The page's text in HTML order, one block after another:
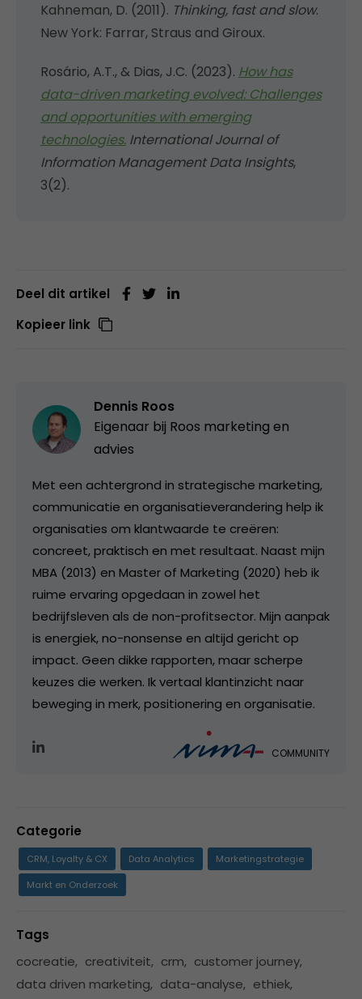
Kahneman, D. (2011). Thinking, fast and slow.
New York: Farrar, Straus and Giroux.
Rosário, A.T., & Dias, J.C. (2023). How has
data-driven marketing evolved: Challenges
and opportunities with emerging
technologies. International Journal of
Information Management Data Insights,
3(2).
Deel dit artikel
Kopieer link
Dennis Roos
Eigenaar bij Roos marketing en
advies
Met een achtergrond in strategische marketing,
communicatie en organisatieverandering help ik
organisaties om klantwaarde te creëren:
concreet, praktisch en met resultaat. Naast mijn
MBA (2013) en Master of Marketing (2020) heb ik
ruime ervaring opgedaan in zowel het
bedrijfsleven als de non-profitsector. Mijn aanpak
is energiek, no-nonsense en altijd gericht op
impact. Geen dikke rapporten, maar scherpe
keuzes die werken. Ik vertaal klantinzicht naar
beweging in merk, positionering en organisatie.
COMMUNITY
Categorie
CRM, Loyalty & CX Data Analytics
Marketingstrategie
Markt en Onderzoek
Tags
cocreatie, creativiteit, crm, customer journey,
data driven marketing, data-analyse, ethiek,